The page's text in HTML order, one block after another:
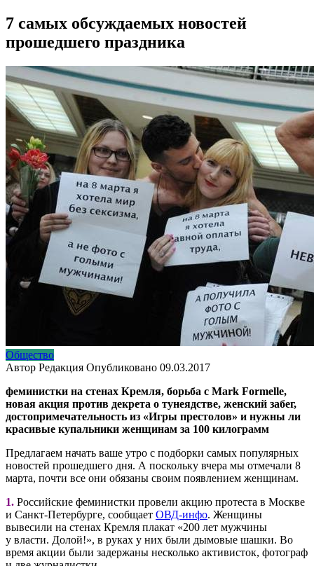
7 самых обсуждаемых новостей
прошедшего праздника
Общество
Автор Редакция Опубликовано 09.03.2017
феминистки на стенах Кремля, борьба с Mark Formelle,
новая акция против декрета о тунеядстве, женский забег,
достопримечательность из «Игры престолов» и нужны ли
красивые купальники женщинам за 100 килограмм
Предлагаем начать ваше утро с подборки самых популярных
новостей прошедшего дня. А поскольку вчера мы отмечали 8
марта, почти все они обязаны своим появлением женщинам.
1. Российские феминистки провели акцию протеста в Москве
и Санкт-Петербурге, сообщает ОВД-инфо. Женщины
вывесили на стенах Кремля плакат «200 лет мужчины
у власти. Долой!», в руках у них были дымовые шашки. Во
время акции были задержаны несколько активисток, фотограф